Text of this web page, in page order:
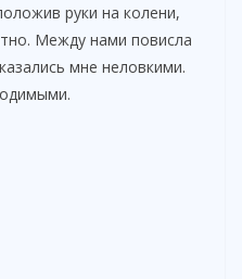
руки на колени,
Между нами повисла
мне неловкими.